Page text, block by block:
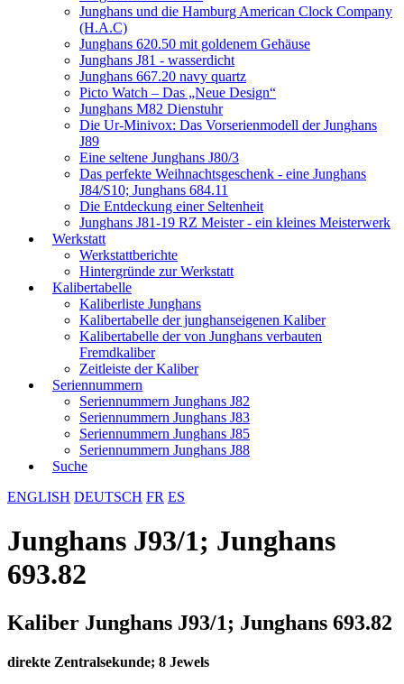
Junghans und die Hamburg American Clock Company
(H.A.C)
Junghans 620.50 mit goldenem Gehäuse
Junghans J81 - wasserdicht
Junghans 667.20 navy quartz
Picto Watch – Das „Neue Design“
Junghans M82 Dienstuhr
Die Ur-Minivox: Das Vorserienmodell der Junghans
J89
Eine seltene Junghans J80/3
Das perfekte Weihnachtsgeschenk - eine Junghans
J84/S10; Junghans 684.11
Die Entdeckung einer Seltenheit
Junghans J81-19 RZ Meister - ein kleines Meisterwerk
Werkstatt
Werkstattberichte
Hintergründe zur Werkstatt
Kalibertabelle
Kaliberliste Junghans
Kalibertabelle der junghanseigenen Kaliber
Kalibertabelle der von Junghans verbauten
Fremdkaliber
Zeitleiste der Kaliber
Seriennummern
Seriennummern Junghans J82
Seriennummern Junghans J83
Seriennummern Junghans J85
Seriennummern Junghans J88
Suche
ENGLISH DEUTSCH FR ES
Junghans J93/1; Junghans
693.82
Kaliber Junghans J93/1; Junghans 693.82
direkte Zentralsekunde; 8 Jewels